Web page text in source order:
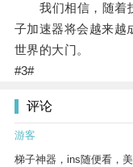
我们相信，随着技
子加速器将会越来越
世界的大门。
#3#
评论
游客
梯子神器，ins随便看，美